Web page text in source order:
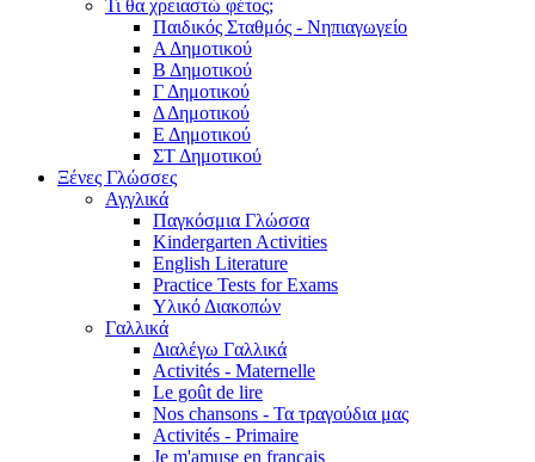
Τι θα χρειαστώ φέτος;
Παιδικός Σταθμός - Νηπιαγωγείο
Α Δημοτικού
Β Δημοτικού
Γ Δημοτικού
Δ Δημοτικού
Ε Δημοτικού
ΣΤ Δημοτικού
Ξένες Γλώσσες
Αγγλικά
Παγκόσμια Γλώσσα
Kindergarten Activities
English Literature
Practice Tests for Exams
Υλικό Διακοπών
Γαλλικά
Διαλέγω Γαλλικά
Activités - Maternelle
Le goût de lire
Nos chansons - Τα τραγούδια μας
Activités - Primaire
Je m'amuse en français